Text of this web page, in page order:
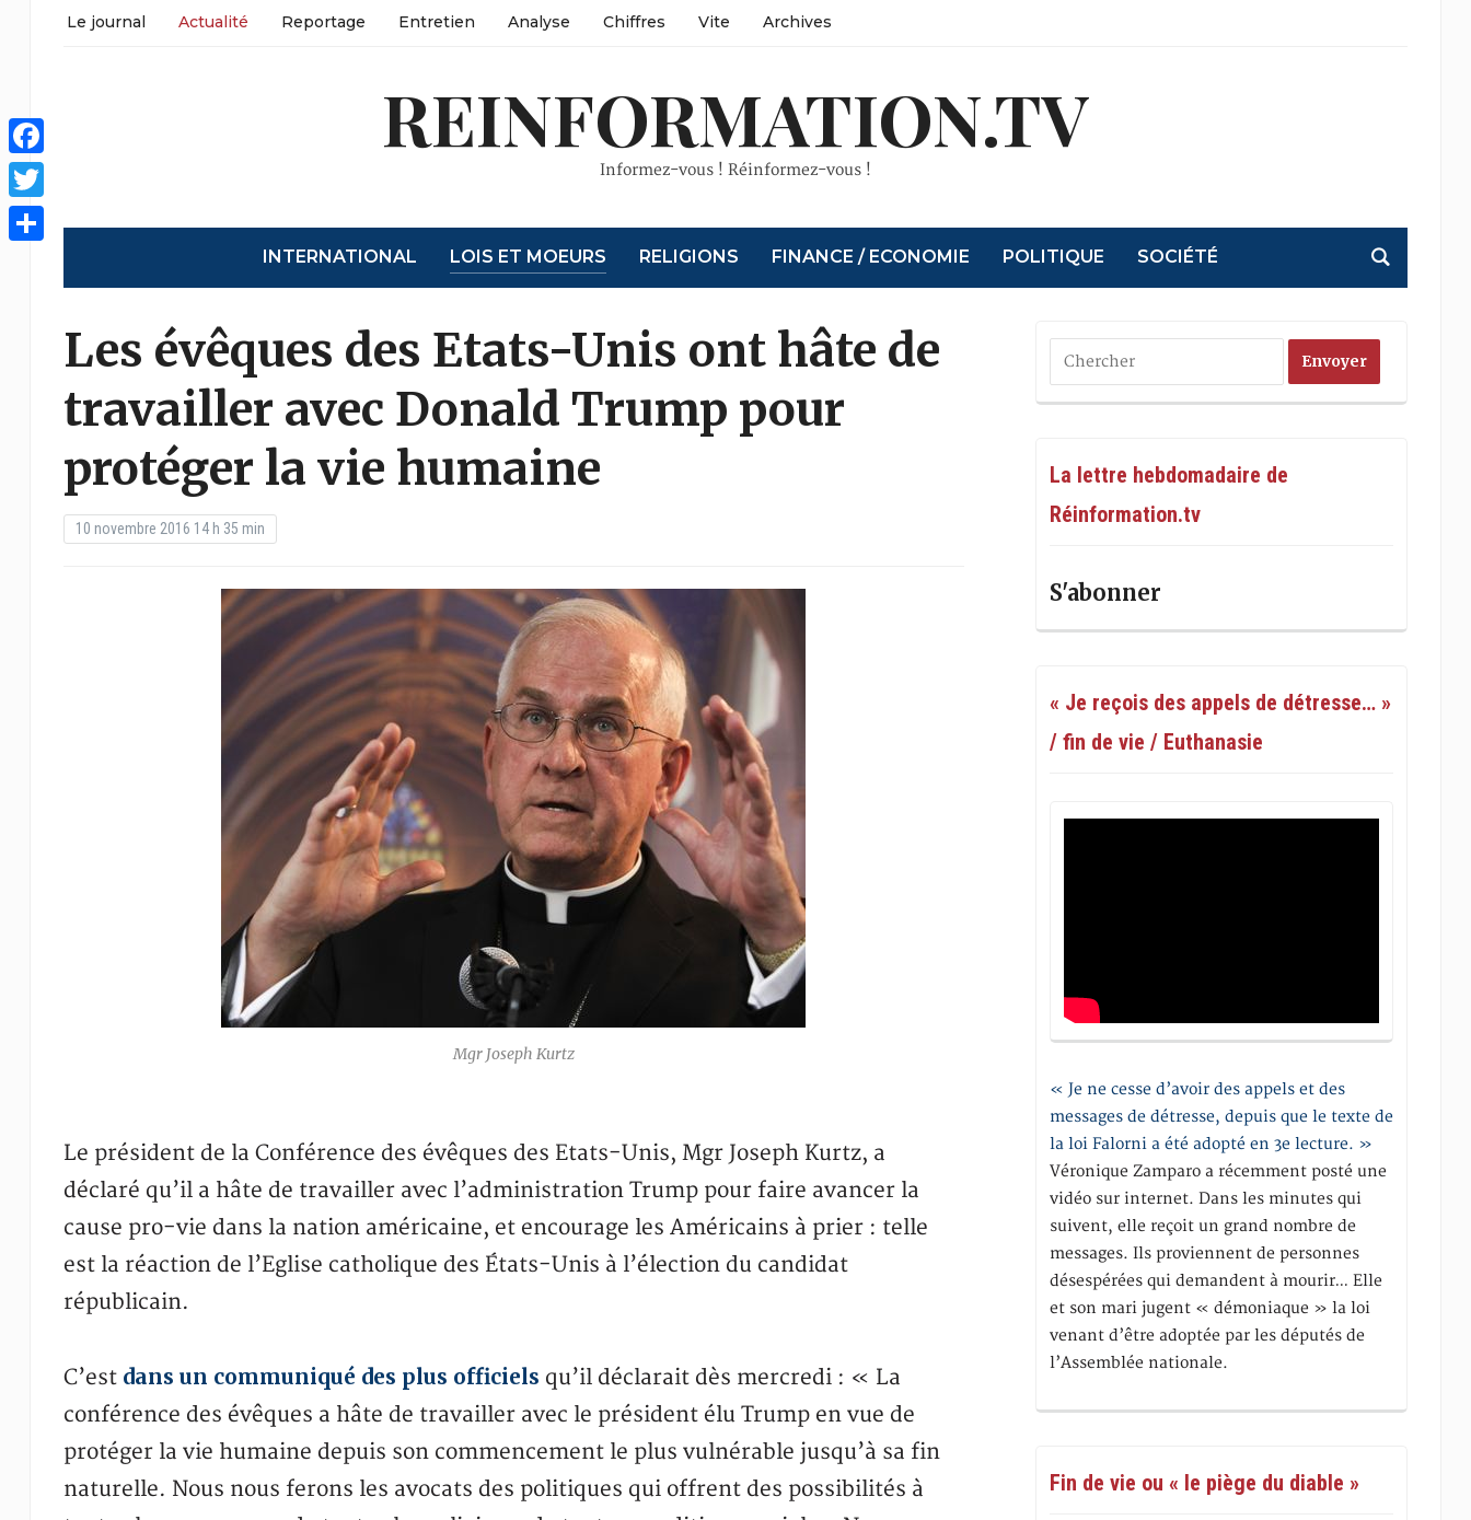
Le journal Actualité Reportage Entretien Analyse Chiffres Vite Archives
REINFORMATION.TV
Informez-vous ! Réinformez-vous !
INTERNATIONAL LOIS ET MOEURS RELIGIONS FINANCE / ECONOMIE POLITIQUE SOCIÉTÉ
Les évêques des Etats-Unis ont hâte de
travailler avec Donald Trump pour
protéger la vie humaine
10 novembre 2016 14 h 35 min
Mgr Joseph Kurtz
Le président de la Conférence des évêques des Etats-Unis, Mgr Joseph Kurtz, a
déclaré qu’il a hâte de travailler avec l’administration Trump pour faire avancer la
cause pro-vie dans la nation américaine, et encourage les Américains à prier : telle
est la réaction de l’Eglise catholique des États-Unis à l’élection du candidat
républicain.
C’est dans un communiqué des plus officiels qu’il déclarait dès mercredi : « La
conférence des évêques a hâte de travailler avec le président élu Trump en vue de
protéger la vie humaine depuis son commencement le plus vulnérable jusqu’à sa fin
naturelle. Nous nous ferons les avocats des politiques qui offrent des possibilités à
La lettre hebdomadaire de
Réinformation.tv
S'abonner
« Je reçois des appels de détresse… »
/ fin de vie / Euthanasie
« Je ne cesse d’avoir des appels et des
messages de détresse, depuis que le texte de
la loi Falorni a été adopté en 3e lecture. »
Véronique Zamparo a récemment posté une
vidéo sur internet. Dans les minutes qui
suivent, elle reçoit un grand nombre de
messages. Ils proviennent de personnes
désespérées qui demandent à mourir… Elle
et son mari jugent « démoniaque » la loi
venant d’être adoptée par les députés de
l’Assemblée nationale.
Fin de vie ou « le piège du diable »
Facebook
Twitter